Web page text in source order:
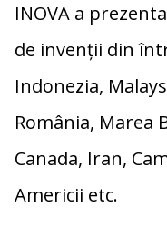
INOVA a
de invenții din
Indonezia,
România, Marea
Canada, Iran,
Americii etc.